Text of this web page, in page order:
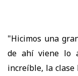
"Hicimos una
de ahí viene lo
increíble, la